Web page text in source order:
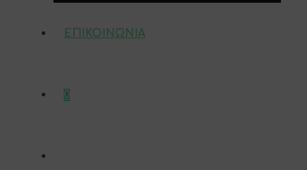
ΕΠΙΚΟΙΝΩΝΊΑ
0